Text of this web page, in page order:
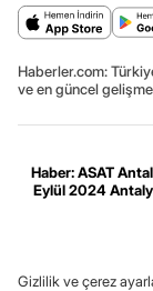
Haberler.com:
ve en güncel
Haber: ASAT
Eylül 2024
Gizlilik ve çerez